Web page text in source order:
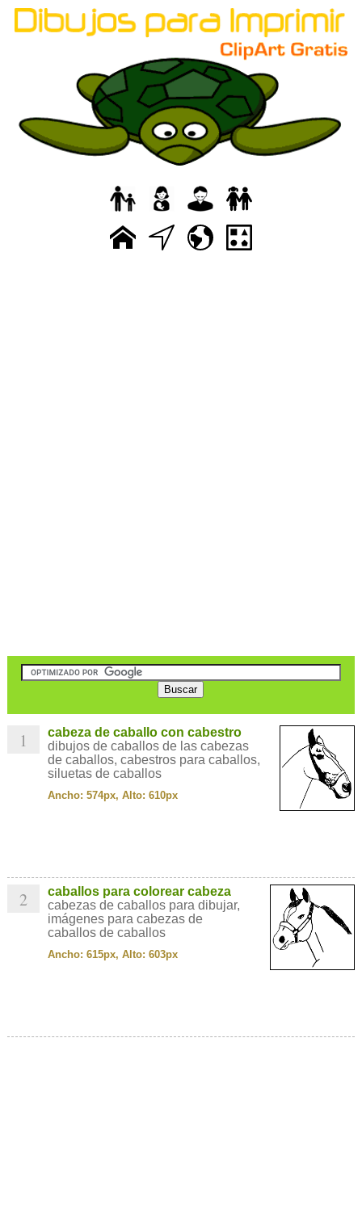
1
cabeza de caballo con cabestro
dibujos de caballos de las cabezas
de caballos, cabestros para caballos,
siluetas de caballos
Ancho: 574px, Alto: 610px
2
caballos para colorear cabeza
cabezas de caballos para dibujar,
imágenes para cabezas de
caballos de caballos
Ancho: 615px, Alto: 603px